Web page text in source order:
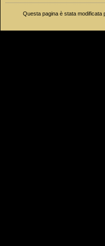
Questa pagina è stata modificata